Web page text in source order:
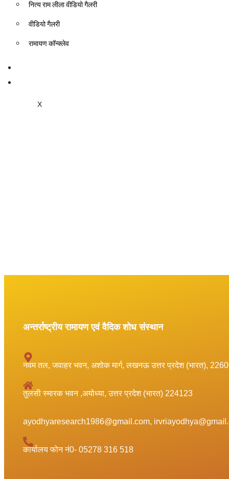
नित्य राम लीला वीडियो गैलरी
वीडियो गैलरी
रामायण कॉन्क्लेव
X
अन्तर्राष्ट्रीय रामायण एवं वैदिक शोध संस्थान
नवम तल, जवाहर भवन, अशोक मार्ग, लखनऊ उत्तर प्रदेश (भारत),
तुलसी स्मारक भवन ,अयोध्या, उत्तर प्रदेश (भारत) 224123
ayodhyaresearch1986@gmail.com,
कार्यालय फोन नं0- 05278 316 518